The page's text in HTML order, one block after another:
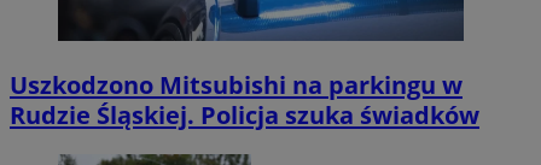
Uszkodzono Mitsubishi na parkingu w
Rudzie Śląskiej. Policja szuka świadków